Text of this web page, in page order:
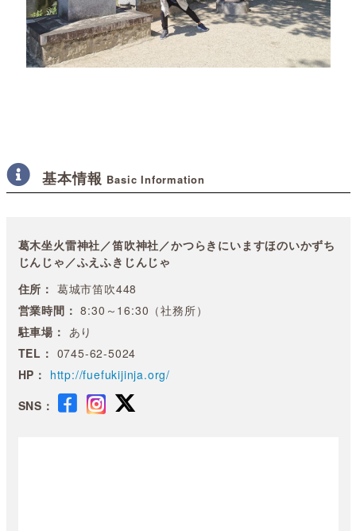
基本情報 Basic Information
葛木坐火雷神社／笛吹神社／かつらきにいますほのいかずち
じんじゃ／ふえふきじんじゃ
住所： 葛城市笛吹448
営業時間： 8:30～16:30（社務所）
駐車場： あり
TEL： 0745-62-5024
HP： http://fuefukijinja.org/
SNS：